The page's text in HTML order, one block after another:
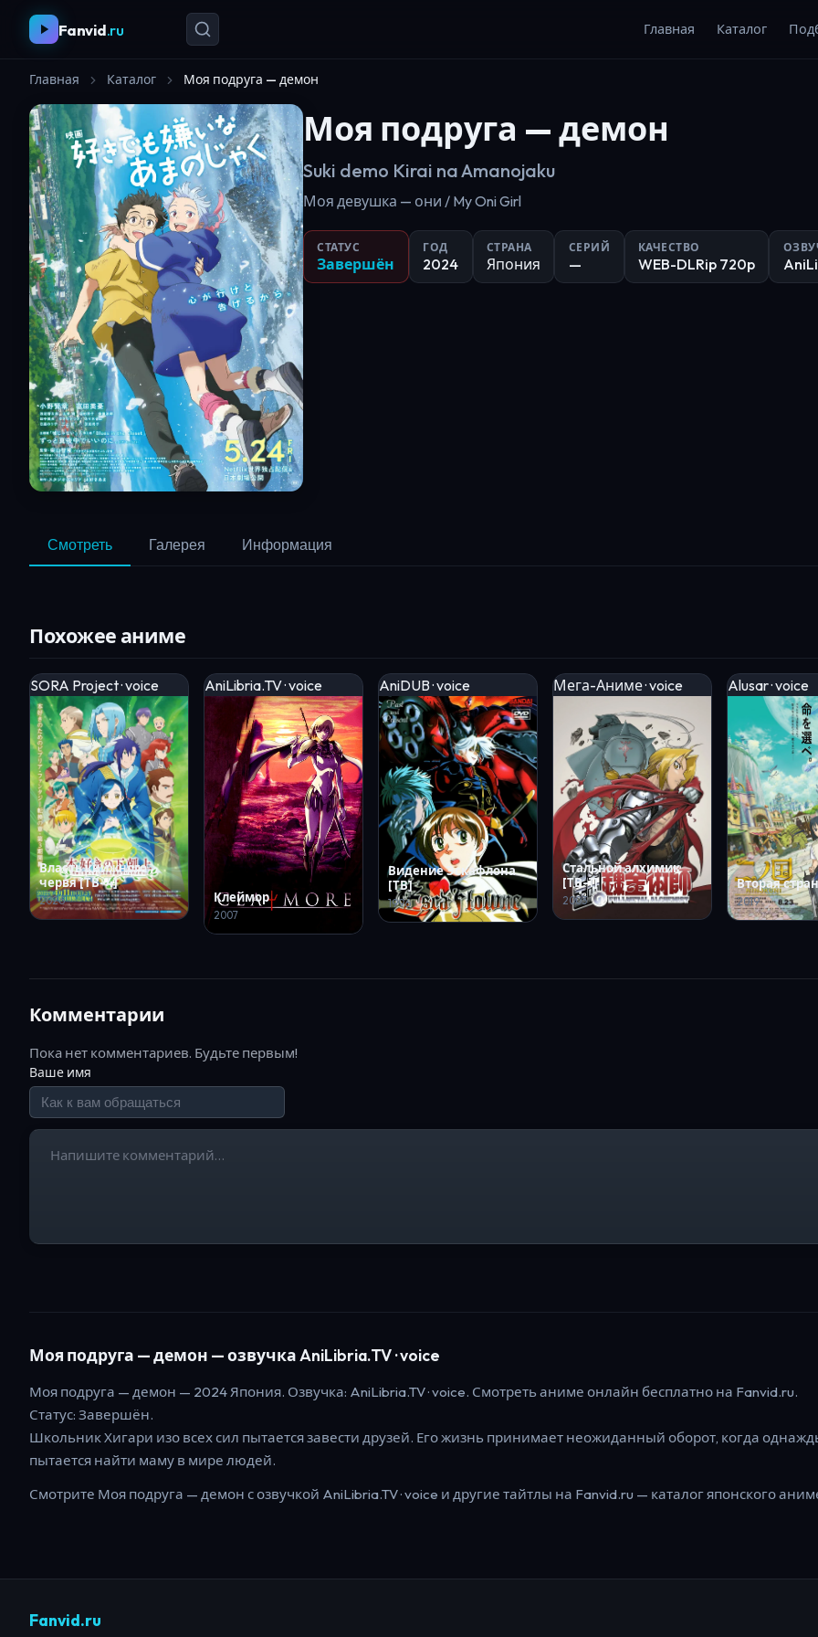
Fanvid.ru Главная Каталог
Главная Каталог Моя подруга — демон
Моя подруга — демон
Suki demo Kirai na Amanojaku
Моя девушка — они / My Oni Girl
СТАТУС
Завершён
ГОД
2024
СТРАНА
Япония
СЕРИЙ
—
КАЧЕСТВО
WEB-DLRip 720p
Смотреть Галерея Информация
Похожее аниме
SORA Project · voice
Власть книжного
червя [ТВ-4]
2026
AniLibria.TV · voice
Клеймор
2007
AniDUB · voice
Видение Эскафлона
[ТВ]
1996
Мега-Аниме · voice
Стальной алхимик
[ТВ-1]
2003
Alusar · voice
Вторая
2019
Комментарии
Пока нет комментариев. Будьте первым!
Ваше имя
Моя подруга — демон — озвучка AniLibria.TV · voice
Моя подруга — демон — 2024Япония. Озвучка: AniLibria.TV · voice. Смотреть аниме онлайн бесплатно на Fanvid.ru.
Статус: Завершён.
Школьник Хигари изо всех сил пытается завести друзей. Его жизнь принимает неожиданный оборот, когда
пытается найти маму в мире людей.
Смотрите Моя подруга — демон с озвучкой AniLibria.TV · voice и другие тайтлы на Fanvid.ru — каталог японского
Fanvid.ru